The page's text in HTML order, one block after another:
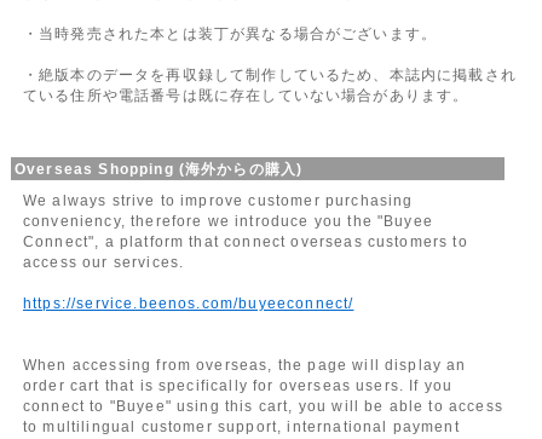
・当時発売された本とは装丁が異なる場合がございます。
・絶版本のデータを再収録して制作しているため、本誌内に掲載され
ている住所や電話番号は既に存在していない場合があります。
Overseas Shopping (海外からの購入)
We always strive to improve customer purchasing
conveniency, therefore we introduce you the "Buyee
Connect", a platform that connect overseas customers to
access our services.
https://service.beenos.com/buyeeconnect/
When accessing from overseas, the page will display an
order cart that is specifically for overseas users. If you
connect to "Buyee" using this cart, you will be able to access
to multilingual customer support, international payment